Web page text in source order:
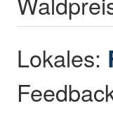
Lokales: